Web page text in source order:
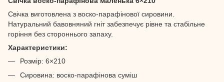
Свічка виготовлена з воско-парафінової сировини.
Натуральний бавовняний гніт забезпечує рівне та стабільне
горіння без стороннього запаху.
Характеристики:
Розмір: 6×210
Сировина: воско-парафінова суміш